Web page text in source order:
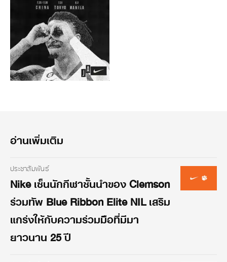
อ่านเพิ่มเติม
ประชาสัมพันธ์
Nike เซ็นนักกีฬาชั้นนำของ Clemson
ร่วมทัพ Blue Ribbon Elite NIL เสริม
แกร่งให้กับความร่วมมือที่มีมา
ยาวนาน 25 ปี